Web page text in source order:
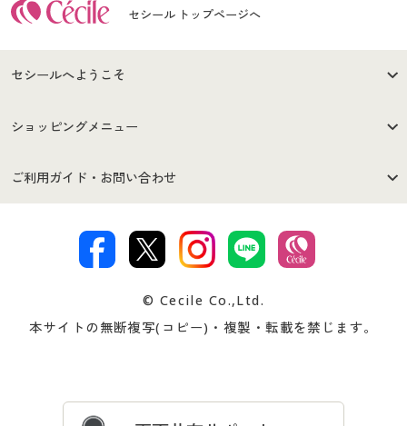
セシール トップページへ
セシールへようこそ
はじめての方へ
セシールご利用規約
著作権・商標について 会社案内
ショッピングメニュー
商品カテゴリ
プレゼント＆キャンペーン サイトマップ
ご利用ガイド・お問い合わせ
交換・返品は お支払は
ついて
忘れの場合
© Cecile Co.,Ltd.
本サイトの無断複写(コピー)・複製・転載を禁じます。